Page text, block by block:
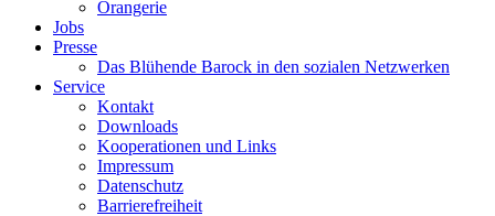
Orangerie
Jobs
Presse
Das Blühende Barock in den sozialen Netzwerken
Service
Kontakt
Downloads
Kooperationen und Links
Impressum
Datenschutz
Barrierefreiheit